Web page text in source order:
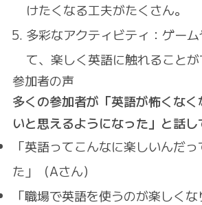
けたくなる工夫がたくさん。
多彩なアクティビティ ：ゲー
て、楽しく英語に触れることが
参加者の声
多くの参加者が「英語が怖くな
いと思えるようになった」と話し
「英語ってこんなに楽しいんだ
た」（Aさん）
「職場で英語を使うのが楽しく